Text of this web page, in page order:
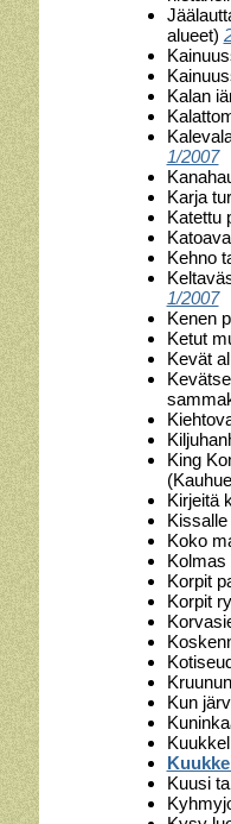
alueet)
Kalan
1/2007
Karja
Katettu
Kehno
1/2007
Kenen
Ketut
Kevät
King
Kirjeitä
Koko
Korpit
Korpit
Kun
Kuusi